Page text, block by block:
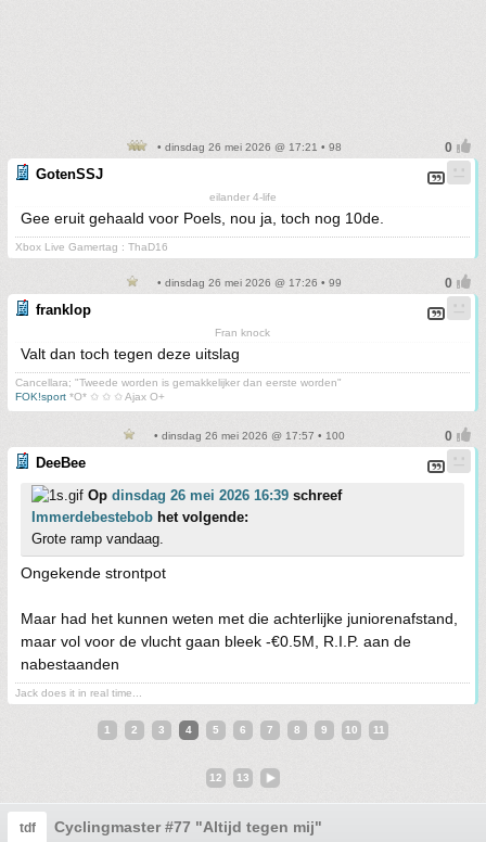
• dinsdag 26 mei 2026 @ 17:21 • 98
GotenSSJ
eilander 4-life
Gee eruit gehaald voor Poels, nou ja, toch nog 10de.
Xbox Live Gamertag : ThaD16
• dinsdag 26 mei 2026 @ 17:26 • 99
franklop
Fran knock
Valt dan toch tegen deze uitslag
Cancellara; "Tweede worden is gemakkelijker dan eerste worden"
FOK!sport *O* ✩ ✩ ✩ Ajax O+
• dinsdag 26 mei 2026 @ 17:57 • 100
DeeBee
Op dinsdag 26 mei 2026 16:39 schreef
Immerdebestebob het volgende:
Grote ramp vandaag.
Ongekende strontpot
Maar had het kunnen weten met die achterlijke juniorenafstand,
maar vol voor de vlucht gaan bleek -€0.5M, R.I.P. aan de
nabestaanden
Jack does it in real time...
1 2 3 4 5 6 7 8 9 10 11
12 13
tdf Cyclingmaster #77 "Altijd tegen mij"